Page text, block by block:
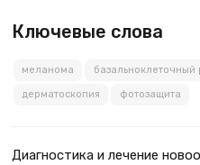
Ключевые слова
меланома базальноклеточный
дерматоскопия фотозащита
Диагностика и лечение